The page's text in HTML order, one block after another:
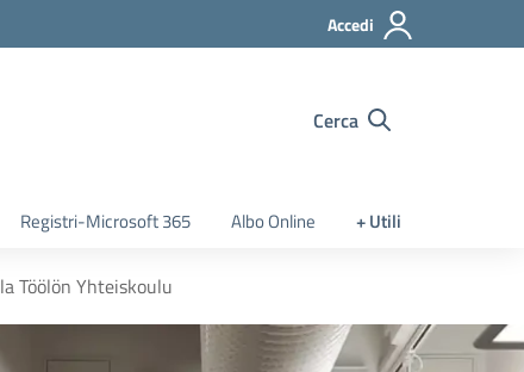
Accedi
Cerca
Registri-Microsoft 365 Albo Online + Utili
Töölön Yhteiskoulu